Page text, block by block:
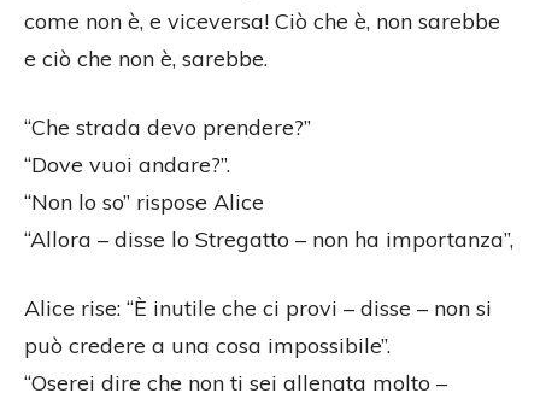
come non è, e viceversa! Ciò che è, non sarebbe
e ciò che non è, sarebbe.
“Che strada devo prendere?”
“Dove vuoi andare?”.
“Non lo so” rispose Alice
“Allora – disse lo Stregatto – non ha importanza”,
Alice rise: “È inutile che ci provi – disse – non si
può credere a una cosa impossibile”.
“Oserei dire che non ti sei allenata molto –